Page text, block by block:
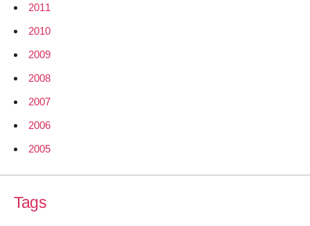
2011
2010
2009
2008
2007
2006
2005
Tags